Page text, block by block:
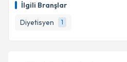
İlgili Branşlar
Diyetisyen
1
takvim hazırlandığında e-
E-posta Adresiniz